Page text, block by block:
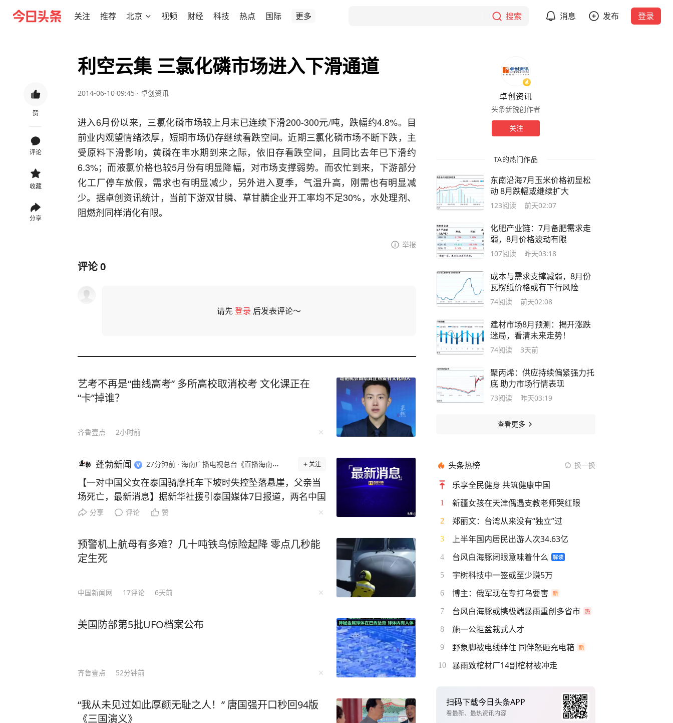
关注 推荐 北京 视频 财经 科技 热点 国际 更多 搜索 消息 发布 登录
赞
评论
收藏
分享
利空云集 三氯化磷市场进入下滑通道
2014-06-10 09:45 · 卓创资讯
进入6月份以来，三氯化磷市场较上月末已连续下滑200-300元/吨，跌幅约4.8%。目
前业内观望情绪浓厚，短期市场仍存继续看跌空间。近期三氯化磷市场不断下跌，主
受原料下滑影响，黄磷在丰水期到来之际，依旧存看跌空间，且同比去年已下滑约
6.3%；而液氯价格也较5月份有明显降幅，对市场支撑弱势。而农忙到来，下游部分
化工厂停车放假，需求也有明显减少，另外进入夏季，气温升高，刚需也有明显减
少。据卓创资讯统计，当前下游双甘膦、草甘膦企业开工率均不足30%，水处理剂、
阻燃剂同样消化有限。
举报
评论0
请先登录 后发表评论～
艺考不再是“曲线高考” 多所高校取消校考 文化课正在
“卡”掉谁？
齐鲁壹点 2小时前
蓬勃新闻 27分钟前 · 海南广播电视总台《直播海南》栏目官方账号 关注
【一对中国父女在泰国骑摩托车下坡时失控坠落悬崖，父亲当
场死亡，最新消息】据新华社援引泰国媒体7日报道，两名中国
公民6日在泰国春武里府芭堤雅附近的阁兰岛遭遇车祸，造成一
一处下坡路段时，摩托车失控坠落悬崖，父亲当场死亡，女儿
受伤。当地警方接到报案后前往现场，将伤者送医，并将死者
遗体安放在医院，等待家属认领。 中国驻泰国大使馆7日告诉
警局和医院，要求积极救治伤者，妥善保存死者遗体。目前使
提供协助。
分享 评论 赞
预警机上航母有多难？几十吨铁鸟惊险起降 零点几秒能
定生死
中国新闻网 17评论 6天前
美国防部第5批UFO档案公布
齐鲁壹点 52分钟前
“我从未见过如此厚颜无耻之人！” 唐国强开口秒回94版
《三国演义》
卓创资讯
头条新锐创作者
关注
TA的热门作品
东南沿海7月玉米价格初显松
动 8月跌幅或继续扩大
123阅读 前天02:07
化肥产业链：7月备肥需求走
弱，8月价格波动有限
107阅读 昨天03:18
成本与需求支撑减弱，8月份
瓦楞纸价格或有下行风险
74阅读 前天02:08
建材市场8月预测：揭开涨跌
迷局，看清未来走势！
74阅读 3天前
聚丙烯：供应持续偏紧强力托
底 助力市场行情表现
73阅读 昨天03:19
查看更多
头条热榜 换一换
乐享全民健身 共筑健康中国
1 新疆女孩在天津偶遇支教老师哭红眼
2 郑丽文：台湾从来没有“独立”过
3 上半年国内居民出游人次34.63亿
4 台风白海豚闭眼意味着什么
5 宇树科技中一签或至少赚5万
6 博主：俄军现在专打乌要害
7 台风白海豚或携极端暴雨重创多省市
8 施一公拒盆栽式人才
9 野象脚被电线绊住 同伴怒砸充电箱
10 暴雨致棺材厂14副棺材被冲走
扫码下载今日头条APP
看最新、最热资讯内容